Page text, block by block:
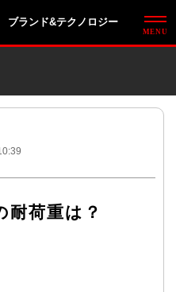
ブランド&テクノロジー
耐荷重は？